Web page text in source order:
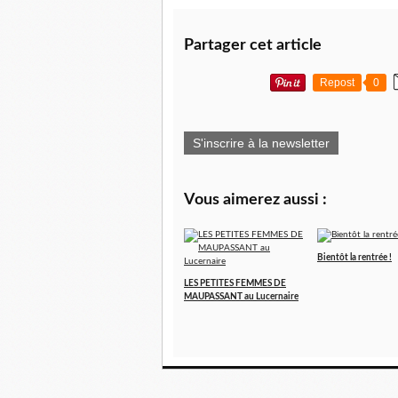
Partager cet article
Repost 0
S'inscrire à la newsletter
Vous aimerez aussi :
LES PETITES FEMMES DE
MAUPASSANT au Lucernaire
Bientôt la rentrée !